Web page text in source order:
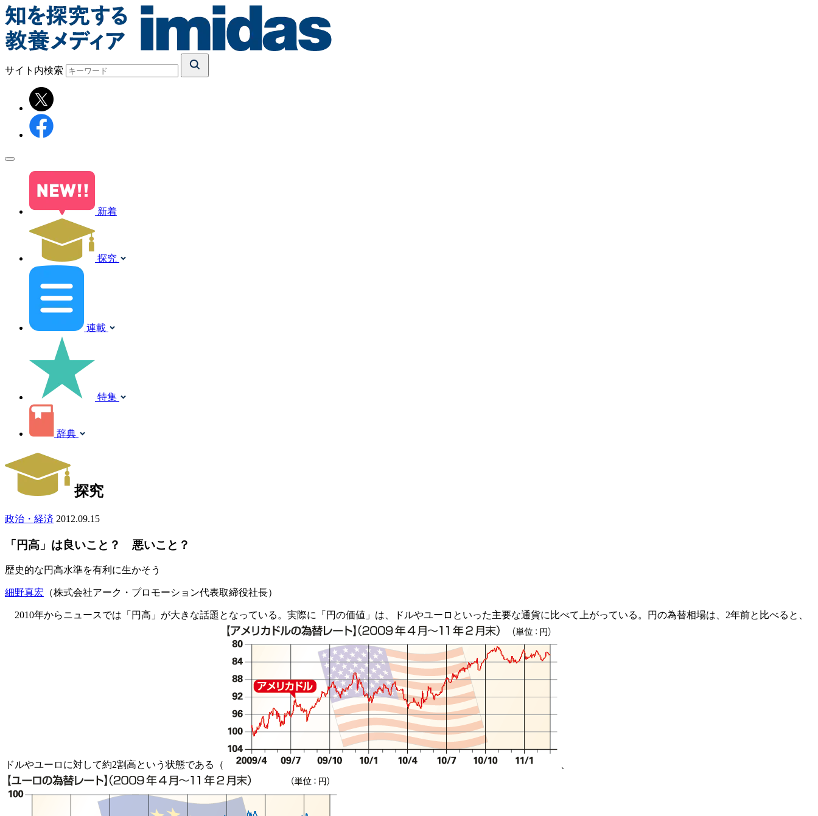
サイト内検索
新着
探究
連載
特集
辞典
探究
政治・経済 2012.09.15
「円高」は良いこと？ 悪いこと？
歴史的な円高水準を有利に生かそう
細野真宏 （株式会社アーク・プロモーション代表取締役社長）
2010年からニュースでは「円高」が大きな話題となっている。実際に「円の価値」は、ドルやユーロといった主要な通貨に比べて上がっている。円の為替相場は、2年前と比べると、
ドルやユーロに対して約2割高という状態である（